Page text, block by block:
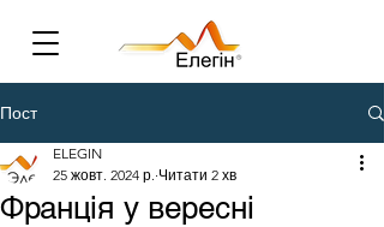
Пост
Франція у вересні
ELEGIN
25 жовт. 2024 р. Читати 2 хв